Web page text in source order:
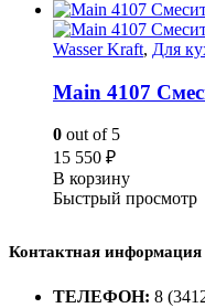
Wasser Kraft, Для
Main 4107
0 out of 5
15 550 ₽
В корзину
Быстрый просмотр
Контактная информация
ТЕЛЕФОН: 8